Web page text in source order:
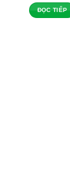
ĐỌC TIẾP